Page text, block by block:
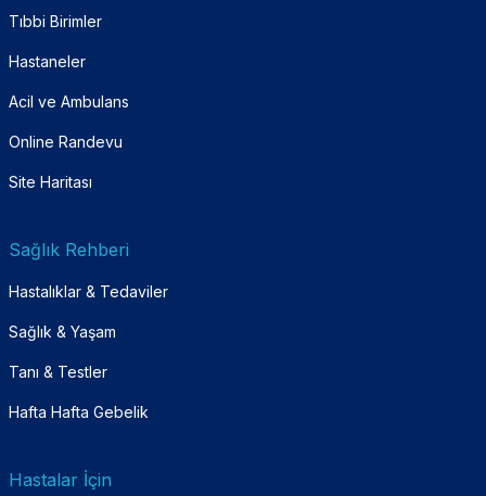
Tıbbi Birimler
Hastaneler
Acil ve Ambulans
Online Randevu
Site Haritası
Sağlık Rehberi
Hastalıklar & Tedaviler
Sağlık & Yaşam
Tanı & Testler
Hafta Hafta Gebelik
Hastalar İçin